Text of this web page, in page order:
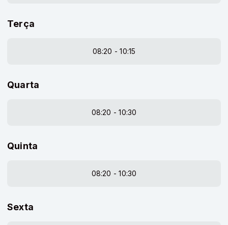
Terça
08:20 - 10:15
Quarta
08:20 - 10:30
Quinta
08:20 - 10:30
Sexta